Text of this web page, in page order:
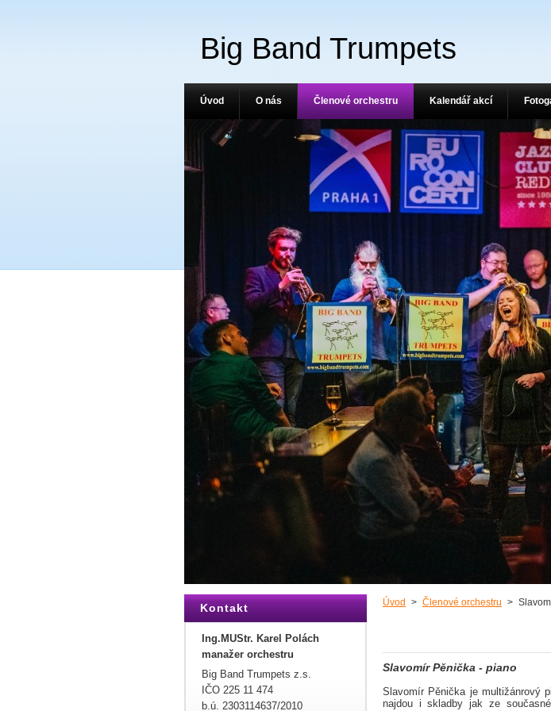
Big Band Trumpets
Úvod > Členové orchestru >
Slavomír Pěnička - piano
Slavomír Pěnička je multižánrový
najdou i skladby jak ze
Kontakt
Ing.MUStr. Karel Polách
manažer orchestru
Big Band Trumpets z.s.
IČO 225 11 474
b.ú. 2303114637/2010
Úvod O nás Členové orchestru Kalendář akcí